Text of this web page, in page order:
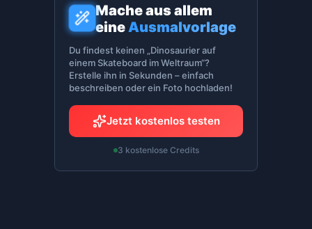
Mache aus allem
eine Ausmalvorlage
Du findest keinen „Dinosaurier auf
einem Skateboard im Weltraum“?
Erstelle ihn in Sekunden – einfach
beschreiben oder ein Foto hochladen!
Jetzt kostenlos testen
3 kostenlose Credits